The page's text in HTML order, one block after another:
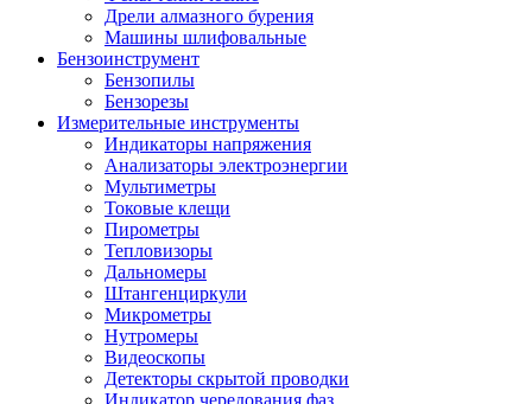
Дрели алмазного бурения
Машины шлифовальные
Бензоинструмент
Бензопилы
Бензорезы
Измерительные инструменты
Индикаторы напряжения
Анализаторы электроэнергии
Мультиметры
Токовые клещи
Пирометры
Тепловизоры
Дальномеры
Штангенциркули
Микрометры
Нутромеры
Видеоскопы
Детекторы скрытой проводки
Индикатор чередования фаз